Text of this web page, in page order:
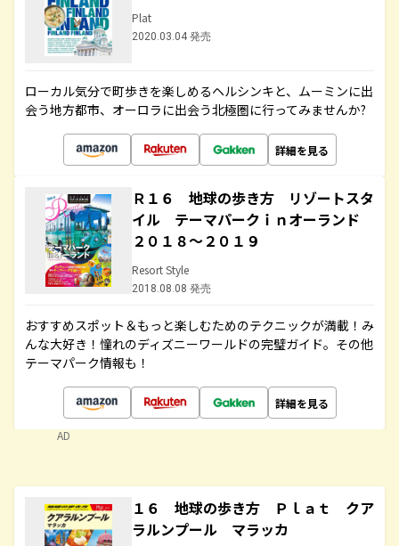
Plat
2020.03.04 発売
ローカル気分で町歩きを楽しめるヘルシンキと、ムーミンに出
会う地方都市、オーロラに出会う北極圏に行ってみませんか?
詳細を見る
Ｒ１６ 地球の歩き方 リゾートスタ
イル テーマパークｉｎオーランド
２０１８～２０１９
Resort Style
2018.08.08 発売
おすすめスポット＆もっと楽しむためのテクニックが満載！み
んな大好き！憧れのディズニーワールドの完璧ガイド。その他
テーマパーク情報も！
詳細を見る
AD
１６ 地球の歩き方 Ｐｌａｔ クア
ラルンプール マラッカ